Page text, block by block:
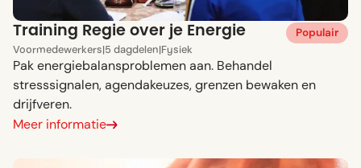
Training Regie over je Energie
Populair
Voormedewerkers|5 dagdelen|Fysiek
Pak energiebalansproblemen aan. Behandel
stresssignalen, agendakeuzes, grenzen bewaken en
drijfveren.
Meer informatie